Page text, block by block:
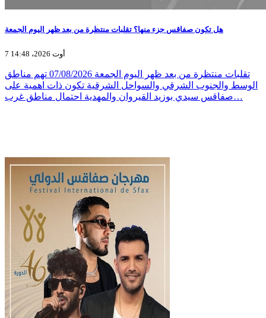
هل تكون صفاقس جزء منها؟ تقلبات منتظرة من بعد ظهر اليوم الجمعة
7 أوت 2026، 14:48
تقلبات منتظرة من بعد ظهر اليوم الجمعة 07/08/2026 تهم مناطق
الوسط والجنوب الشرقي والسواحل الشرقية تكون ذات اهمية على
صفاقس سيدي بوزيد القيروان والمهدية احتمال مناطق غرب…